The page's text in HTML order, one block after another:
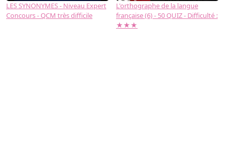
LES SYNONYMES - Niveau Expert
Concours - QCM très difficile
L'orthographe de la langue
française (6) - 50 QUIZ - Difficulté :
★★★